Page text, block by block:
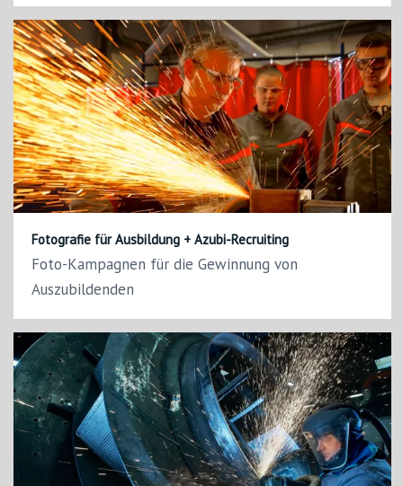
Fotografie für Ausbildung + Azubi-Recruiting
Foto-Kampagnen für die Gewinnung von
Auszubildenden